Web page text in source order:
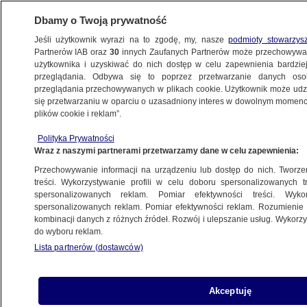
BIZNES
Z KRAJU
i PKB Polski. Taki będzie tydzień
w gospodarce
Oprac.Paulina Karpińska
11.05.2026, 08:18
Posłuchaj artykułu
Dbamy o Twoją prywatność
Jeśli użytkownik wyrazi na to zgodę, my, naszepodmioty
Partnerów IAB oraz30 innych Zaufanych Partnerów może
użytkownika i uzyskiwać do nich dostęp w celu zapewnienia
przeglądania. Odbywa się to poprzez przetwarzanie danych
przeglądania przechowywanych w plikach cookie. Użytkownik może
się przetwarzaniu w oparciu o uzasadniony interes w dowolnym
plików cookie i reklam”.
Polityka Prywatności
Wraz z naszymi partnerami przetwarzamy dane w celu zapewnienia:
Przechowywanie informacji na urządzeniu lub dostęp do nich.
treści. Wykorzystywanie profili w celu doboru spersonalizowanych
spersonalizowanych reklam. Pomiar efektywności treści.
spersonalizowanych reklam. Pomiar efektywności reklam.
kombinacji danych z różnych źródeł. Rozwój i ulepszanie usług.
do wyboru reklam.
Lista partnerów (dostawców)
Akceptuję